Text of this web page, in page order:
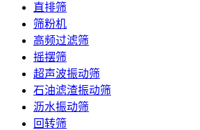
直排筛
筛粉机
高频过滤筛
摇摆筛
超声波振动筛
石油滤渣振动筛
沥水振动筛
回转筛